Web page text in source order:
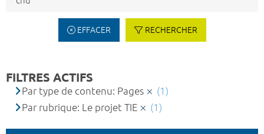
EFFACER RECHERCHER
FILTRES ACTIFS
Par type de contenu: Pages
(1)
Par rubrique: Le projet TIE
(1)